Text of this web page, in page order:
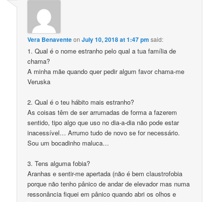
Vera BenaventeonJuly 10, 2018 at 1:47 pm said:
1. Qual é o nome estranho pelo qual a tua família de
chama?
A minha mãe quando quer pedir algum favor chama-me
Veruska
2. Qual é o teu hábito mais estranho?
As coisas têm de ser arrumadas de forma a fazerem
sentido, tipo algo que uso no dia-a-dia não pode estar
inacessível… Arrumo tudo de novo se for necessário.
Sou um bocadinho maluca…
3. Tens alguma fobia?
Aranhas e sentir-me apertada (não é bem claustrofobia
porque não tenho pânico de andar de elevador mas numa
ressonância fiquei em pânico quando abri os olhos e